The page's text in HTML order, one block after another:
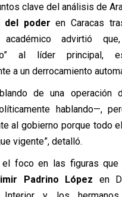
clave del análisis de
del poder en Caracas
académico advirtió
al líder principal,
a un derrocamiento
de una operación
hablando—,
al gobierno porque todo el
vigente”, detalló.
el foco en las figuras que
Padrino López en